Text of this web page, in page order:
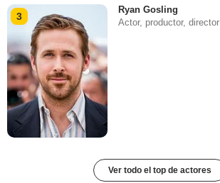
3
Ryan Gosling
Actor, productor, director
Ver todo el top de actores